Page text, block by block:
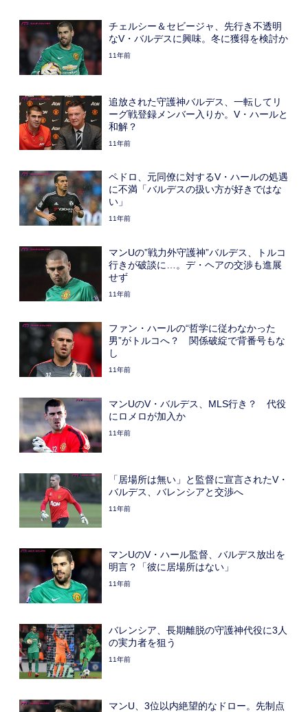
チェルシー＆セビージャ、先行き不透明
なV・バルデスに興味。冬に獲得を検討か
11年前
追放された守護神バルデス、一転してリ
ーグ戦登録メンバー入りか。V・ハールと
和解？
11年前
ペドロ、元同僚に対するV・ハールの処遇
に不満「バルデスの扱い方が好きではな
い」
11年前
マンUの”戦力外守護神”バルデス、トルコ
行きが破談に…。デ・ヘアの交渉も進展
せず
11年前
ファン・ハールの“哲学に従わなかった
男”がトルコへ？ 関係破綻で背番号もな
し
11年前
マンUのV・バルデス、MLS行き？ 代役
にロメロが加入か
11年前
「居場所は無い」と監督に宣言されたV・
バルデス、バレンシアと交渉へ
11年前
マンUのV・ハール監督、バルデス放出を
明言？「彼に居場所はない」
11年前
バレンシア、長期離脱の守護神代役に3人
の実力者を狙う
11年前
マンU、3位以内絶望的なドロー。先制点